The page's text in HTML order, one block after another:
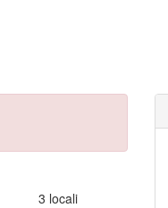
3 locali